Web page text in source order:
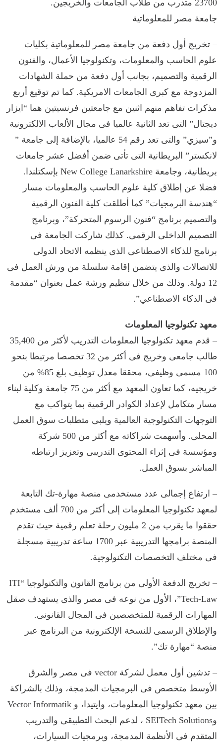
23700 متدرب من طلاب الجامعات والخريجين.
جامعة مصر للمعلوماتية
– تخريج أول دفعة من جامعة مصر للمعلوماتية بكليات
علوم الحاسب والمعلومات، وتكنولوجيا الأعمال، والفنون
الرقمية والتصميم، بجانب أول دفعة من حملة الشهادات
المزدوجة مع كبرى الجامعات الامريكية. كما تم توقيع أربع
مذكرات تفاهم منهم اثنين مع جامعتين فرنسيتين هما “ايزار
ديجتال” التى تعد الثانية عالميا فى مجال الألعاب الالكترونية
و”سيزي” والتى تعد رقم 54 عالميا، بالإضافة إلى جامعة ”
لانكستر” البريطانية التى تأتى ضمن أفضل عشر جامعات
بريطانية، وجامعة New College Lanarkshire بإسكتلندا.
فضلا عن إطلاق كلية علوم الحاسب والمعلومات مسار
“هندسة البرمجيات” كما أطلقت كلية الفنون الرقمية
والتصميم برنامج “فنون الرسوم المتحركة”، وبرنامج
التصميم الداخلى الرقمى. كذلك شاركت الجامعة فى
برنامج للذكاء الاصطناعى الذى ينظمه الاتحاد الدولى
للاتصالات والذى يتضمن إقامة سلسلة من ورش العمل فى
12 دولة. وذلك من خلال تنظيم ورشة عمل بعنوان “مقدمة
فى الذكاء الاصطناعي”.
معهد تكنولوجيا المعلومات
– قدم معهد تكنولوجيا المعلومات التدريب لأكثر من 35,400
طالب جامعى وخريج فى أكثر من 32 تخصصا مرتبطا بنحو
100 مسمى وظيفى، محققا معدل توظيف بلغ 85% من
خريجيه، كما تعاون المعهد مع أكثر من 75 جامعة وكلية لبناء
مسار متكامل لإعداد الكوادر الرقمية بما يتواكب مع
التوجهات التكنولوجية العالمية ويلبى متطلبات سوق العمل
المحلى. وأسهمت شراكاته مع أكثر من 500 شركة
ومؤسسة فى إثراء المحتوى التدريبى وتعزيز ارتباطه
المباشر بسوق العمل.
– ارتفاع إجمالى عدد مستخدمى منصة مهارة-تك التابعة
لمعهد تكنولوجيا المعلومات إلى أكثر من 700 ألف مستخدم
حققوا ما يقرب من 2 مليون رحلة تعلم رقمية حيث تقدم
المنصة برامجها التدريبية عبر 1700 ساعة تدريبية مسجلة
فى مختلف التخصصات التكنولوجية.
– تخريج الدفعة الأولى من برنامج القانون والتكنولوجيا “ITI
Tech-Law”، الأول من نوعه فى مصر والذى يستهدف صقل
المهارات الرقمية للمتخصصين فى المجال القانونى.
والإطلاق الرسمى للنسخة الإلكترونية من البرنامج عبر
منصة “مهارة تك”.
– تدشين أول معمل لشركة vector فى مصر والشرق
الأوسط متخصص فى البرمجيات المدمجة، وذلك بالشراكة
بين معهد تكنولوجيا المعلومات، وايتيدا، و Vector Informatik
وSEITech Solutions ، لدعم البحث التطبيقى والتدريب
المتقدم فى الأنظمة المدمجة، وبرمجيات السيارات،